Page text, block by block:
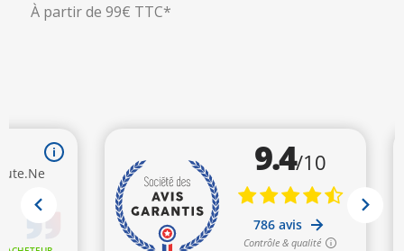
À partir de 99€ TTC*